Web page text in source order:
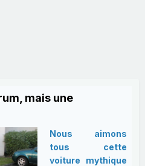
mais une
Nous aimons
tous cette
voiture mythique